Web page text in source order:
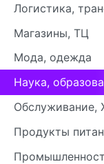
Логистика,
Магазины, ТЦ
Мода, одежда
Наука,
Обслуживание,
Продукты